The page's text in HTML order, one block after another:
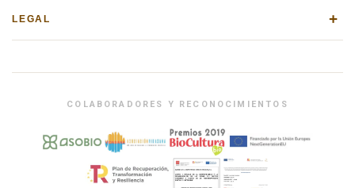
LEGAL +
COLABORADORES Y RECONOCIMIENTOS